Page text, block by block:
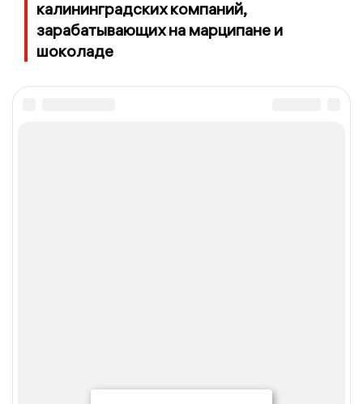
калининградских компаний,
зарабатывающих на марципане и
шоколаде